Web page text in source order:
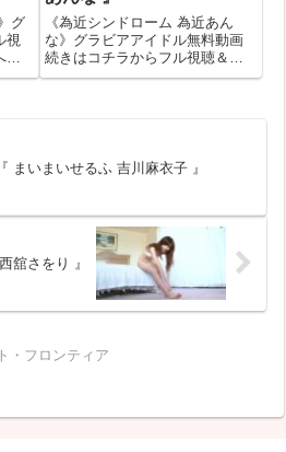
グ
視
の
《為近シンドローム 為近あん
な》グラビアアイドル無料動画
続きはコチラからフル視聴＆ダ
ウンロードはコチラへ『為近シ
ります...
『 まいまいせるふ 吉川麻衣子 』
舘さをり 』
・フロンティア